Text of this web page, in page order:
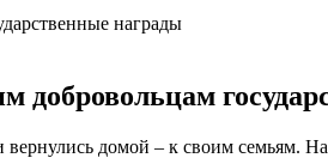
награды
добровольцам
домой – к своим семьям.